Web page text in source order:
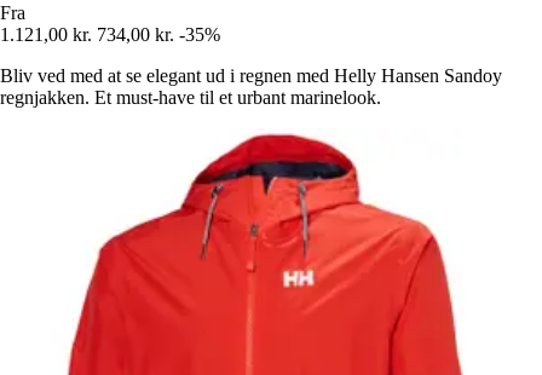
Fra
1.121,00 kr. 734,00 kr. -35%
Bliv ved med at se elegant ud i regnen med Helly Hansen Sandoy
regnjakken. Et must-have til et urbant marinelook.